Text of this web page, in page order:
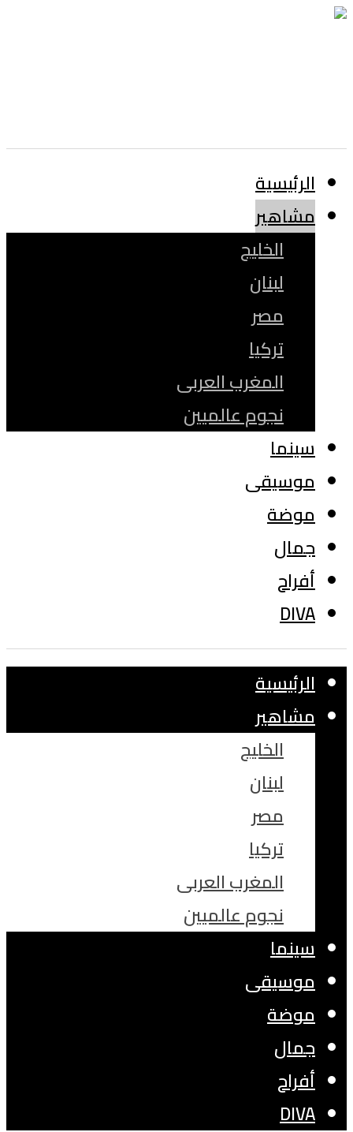
الرئيسية
مشاهير
الخليج
لبنان
مصر
تركيا
المغرب العربى
نجوم عالميين
سينما
موسيقى
موضة
جمال
أفراح
DIVA
الرئيسية
مشاهير
الخليج
لبنان
مصر
تركيا
المغرب العربى
نجوم عالميين
سينما
موسيقى
موضة
جمال
أفراح
DIVA